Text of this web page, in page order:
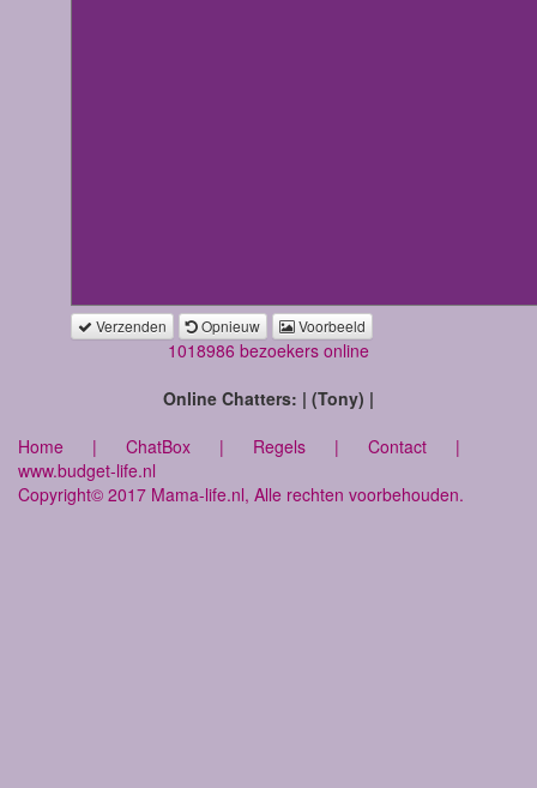
Verzenden Opnieuw Voorbeeld
1018986 bezoekers online
Online Chatters: | (Tony) |
Home | ChatBox | Regels | Contact |
www.budget-life.nl
Copyright© 2017 Mama-life.nl, Alle rechten voorbehouden.